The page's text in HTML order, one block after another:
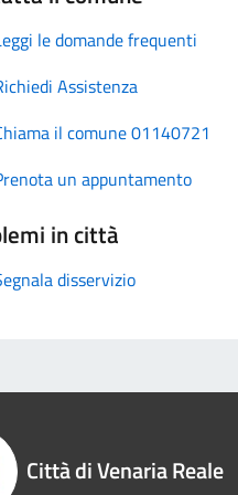
le domande frequenti
Assistenza
il comune 01140721
un appuntamento
in città
disservizio
Città di Venaria Reale